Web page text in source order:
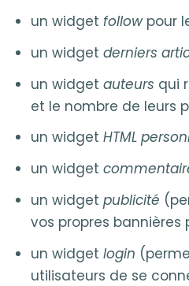
un widgetfollowpour
un widgetderniers
un widgetauteurs qui
et le nombre de leurs
un widgetHTML
un widget
un widgetpublicité
vos propres bannières
un widgetlogin
utilisateurs de se